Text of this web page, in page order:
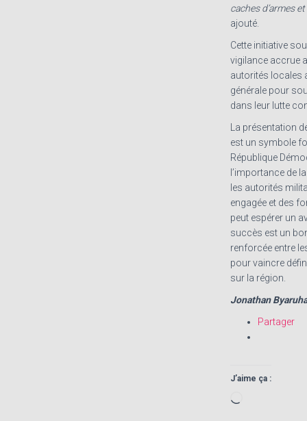
caches d’armes
ajouté.
Cette initiative
vigilance accrue
autorités locales
générale pour
dans leur lutte
La présentation
est un symbole
République
l’importance de
les autorités
engagée et des
peut espérer un
succès est un
renforcée entre
pour vaincre
sur la région.
Jonathan
Partager
J’aime ça :